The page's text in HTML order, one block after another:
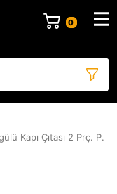
Kapı Çıtası 2 Prç. P.